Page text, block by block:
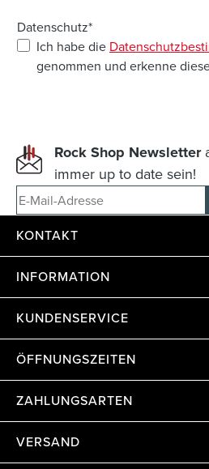
Datenschutz*
Ich habe die
genommen und erkenne
Rock Shop Newsletter
immer up to date sein!
E-
KONTAKT
INFORMATION
KUNDENSERVICE
ÖFFNUNGSZEITEN
ZAHLUNGSARTEN
VERSAND